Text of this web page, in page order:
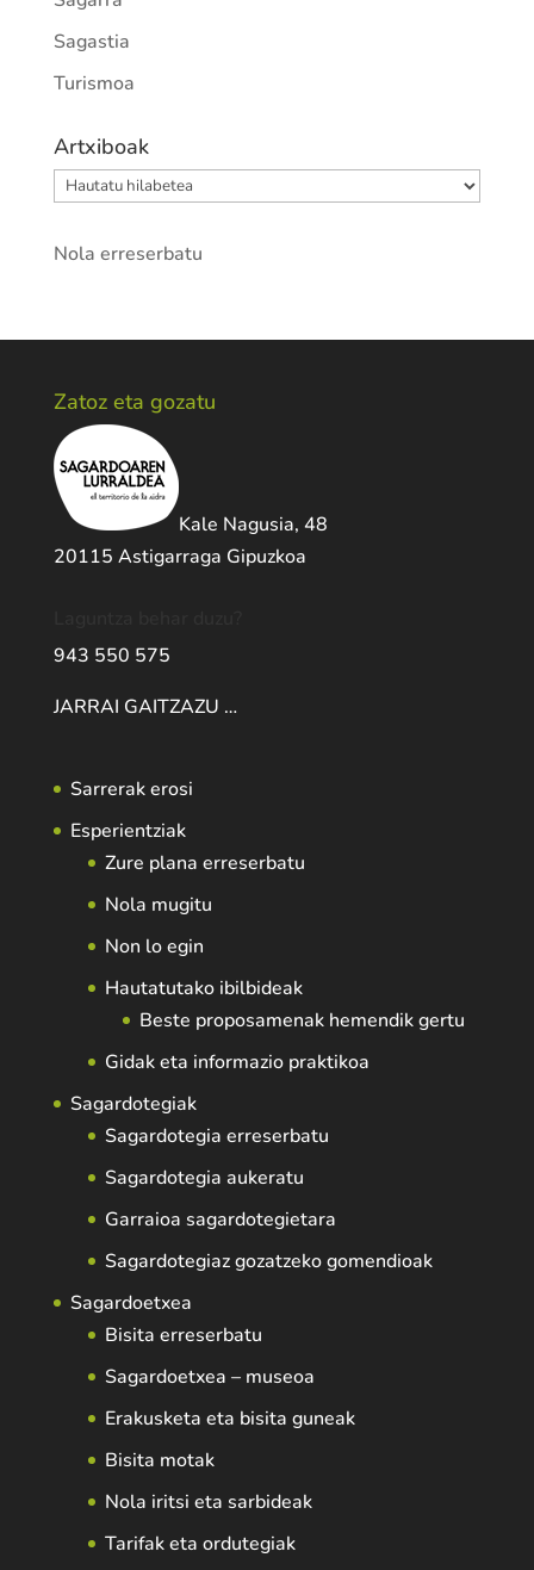
Sagastia
Turismoa
Artxiboak
Artxiboak
Nola erreserbatu
Zatoz eta gozatu
Kale Nagusia, 48
20115 Astigarraga Gipuzkoa
943 550 575
JARRAI GAITZAZU …
Sarrerak erosi
Esperientziak
Zure plana erreserbatu
Nola mugitu
Non lo egin
Hautatutako ibilbideak
Beste proposamenak hemendik gertu
Gidak eta informazio praktikoa
Sagardotegiak
Sagardotegia erreserbatu
Sagardotegia aukeratu
Garraioa sagardotegietara
Sagardotegiaz gozatzeko gomendioak
Sagardoetxea
Bisita erreserbatu
Sagardoetxea – museoa
Erakusketa eta bisita guneak
Bisita motak
Nola iritsi eta sarbideak
Tarifak eta ordutegiak